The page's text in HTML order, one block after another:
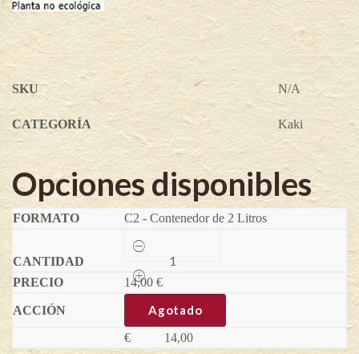
SKU N/A
CATEGORÍA Kaki
Opciones disponibles
C2 - Contenedor de 2 Litros
Fuyu
Diospyros
kaki
(Variedad
injertada)
quantity
14,00 €
Agotado
€ 14,00